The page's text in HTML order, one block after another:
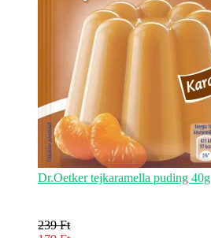
Dr.Oetker tejkaramella puding 40g
239Ft